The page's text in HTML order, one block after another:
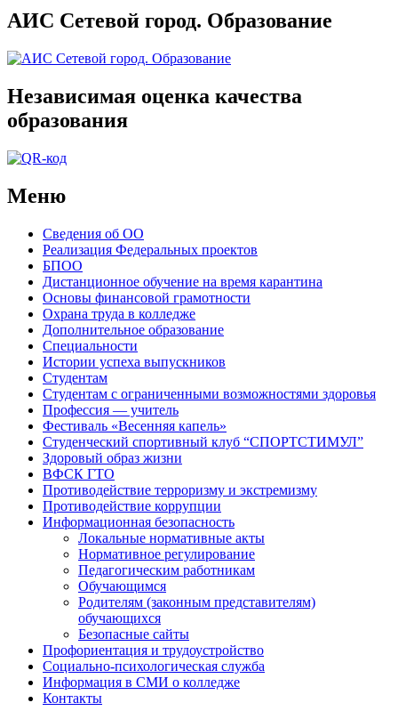
АИС Сетевой город. Образование
Независимая оценка качества
образования
Меню
Сведения об ОО
Реализация Федеральных проектов
БПОО
Дистанционное обучение на время карантина
Основы финансовой грамотности
Охрана труда в колледже
Дополнительное образование
Специальности
Истории успеха выпускников
Студентам
Студентам с ограниченными возможностями здоровья
Профессия — учитель
Фестиваль «Весенняя капель»
Студенческий спортивный клуб “СПОРТСТИМУЛ”
Здоровый образ жизни
ВФСК ГТО
Противодействие терроризму и экстремизму
Противодействие коррупции
Информационная безопасность
Локальные нормативные акты
Нормативное регулирование
Педагогическим работникам
Обучающимся
Родителям (законным представителям)
обучающихся
Безопасные сайты
Профориентация и трудоустройство
Социально-психологическая служба
Информация в СМИ о колледже
Контакты